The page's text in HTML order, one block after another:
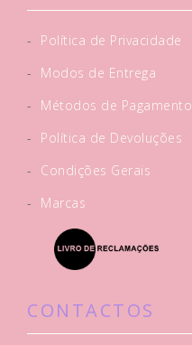
-
Política de Privacidade
-
Modos de Entrega
-
Métodos de Pagamento
-
Política de Devoluções
-
Condições Gerais
-
Marcas
CONTACTOS